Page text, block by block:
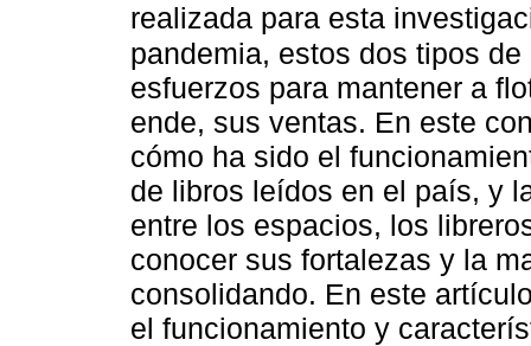
realizada para esta
pandemia, estos dos tipos
esfuerzos para mantener a
ende, sus ventas. En este
cómo ha sido el
de libros leídos en el país, y
entre los espacios, los
conocer sus fortalezas y la
consolidando. En este
el funcionamiento y